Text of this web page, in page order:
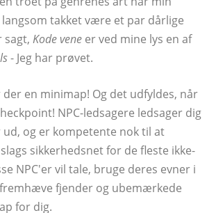
takket være et par dårlige
sagt, Kode vene er ved mine lys en af ​​
- Jeg har prøvet.
en minimap! Og det udfyldes, når
NPC-ledsagere ledsager dig
ud, og er kompetente nok til at
sikkerhedsnet for de fleste ikke-
NPC'er vil tale, bruge deres evner i
fjender og ubemærkede
for dig.